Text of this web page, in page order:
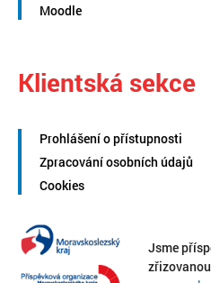
Moodle
Klientská sekce
Prohlášení o přístupnosti
Zpracování osobních údajů
Cookies
Jsme